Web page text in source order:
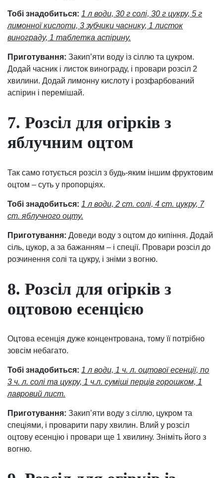
Тобі знадобиться: 1 л води, 30 г солі, 30 г цукру, 5 г
лимонної кислоти, 3 зубчики часнику, 1 листок
винограду, 1 таблетка аспірину.
Приготування: Закип’яти воду із сіллю та цукром.
Додай часник і листок винограду, і провари розсіл 2
хвилини. Додай лимонну кислоту і розфарбований
аспірин і перемішай.
7. Розсіл для огірків з
яблучним оцтом
Так само готується розсіл з будь-яким іншим фруктовим
оцтом – суть у пропорціях.
Тобі знадобиться: 1 л води, 2 ст. солі, 4 ст. цукру, 7
ст. яблучного оцту.
Приготування: Доведи воду з оцтом до кипіння. Додай
сіль, цукор, а за бажанням – і спеції. Провари розсіл до
розчинення солі та цукру, і зніми з вогню.
8. Розсіл для огірків з
оцтовою есенцією
Оцтова есенція дуже концентрована, тому її потрібно
зовсім небагато.
Тобі знадобиться: 1 л води, 1 ч. л. оцтової есенції, по
3 ч. л. солі та цукру, 1 ч.л. суміші перців горошком, 1
лавровий лист.
Приготування: Закип’яти воду з сіллю, цукром та
спеціями, і проварити пару хвилин. Влий у розсіл
оцтову есенцію і провари ще 1 хвилину. Зніміть його з
вогню.